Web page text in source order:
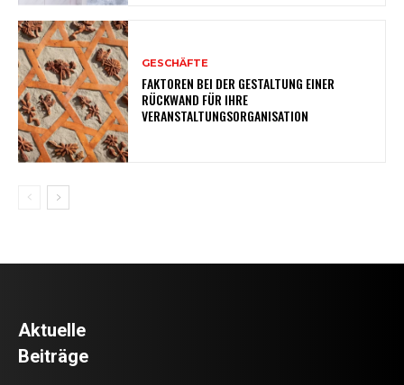
GESCHÄFTE
FAKTOREN BEI DER GESTALTUNG EINER
RÜCKWAND FÜR IHRE
VERANSTALTUNGSORGANISATION
Aktuelle
Beiträge